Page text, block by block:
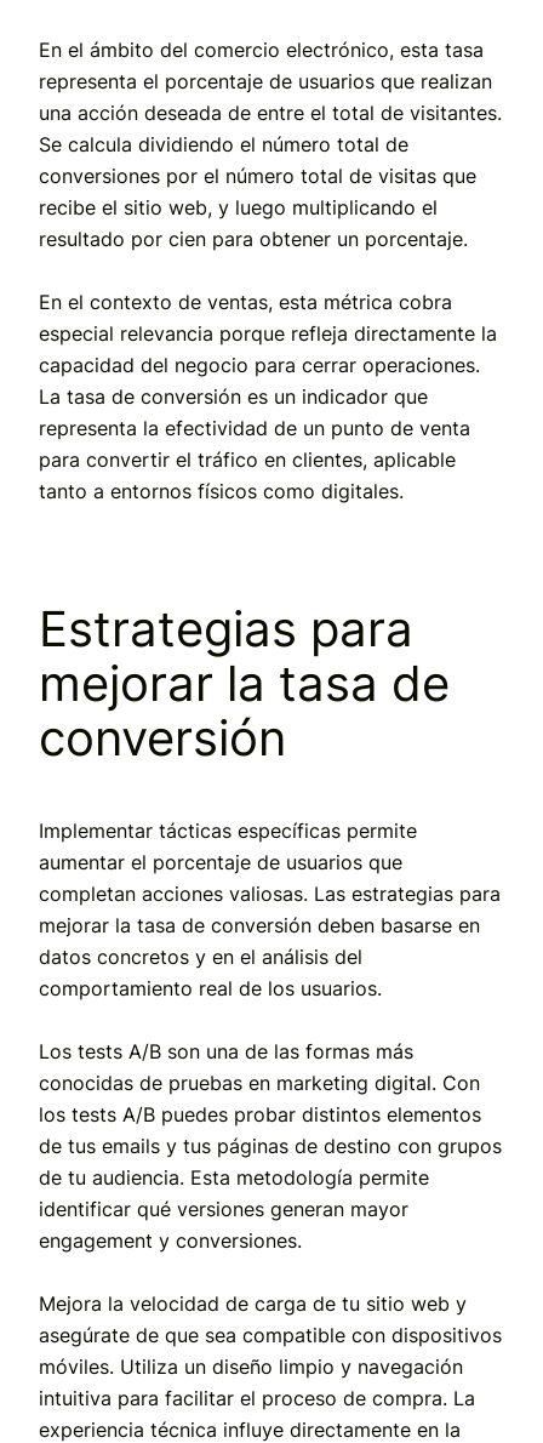
En el ámbito del comercio electrónico, esta tasa
representa el porcentaje de usuarios que realizan
una acción deseada de entre el total de visitantes.
Se calcula dividiendo el número total de
conversiones por el número total de visitas que
recibe el sitio web, y luego multiplicando el
resultado por cien para obtener un porcentaje.
En el contexto de ventas, esta métrica cobra
especial relevancia porque refleja directamente la
capacidad del negocio para cerrar operaciones.
La tasa de conversión es un indicador que
representa la efectividad de un punto de venta
para convertir el tráfico en clientes, aplicable
tanto a entornos físicos como digitales.
Estrategias para
mejorar la tasa de
conversión
Implementar tácticas específicas permite
aumentar el porcentaje de usuarios que
completan acciones valiosas. Las estrategias para
mejorar la tasa de conversión deben basarse en
datos concretos y en el análisis del
comportamiento real de los usuarios.
Los tests A/B son una de las formas más
conocidas de pruebas en marketing digital. Con
los tests A/B puedes probar distintos elementos
de tus emails y tus páginas de destino con grupos
de tu audiencia. Esta metodología permite
identificar qué versiones generan mayor
engagement y conversiones.
Mejora la velocidad de carga de tu sitio web y
asegúrate de que sea compatible con dispositivos
móviles. Utiliza un diseño limpio y navegación
intuitiva para facilitar el proceso de compra. La
experiencia técnica influye directamente en la